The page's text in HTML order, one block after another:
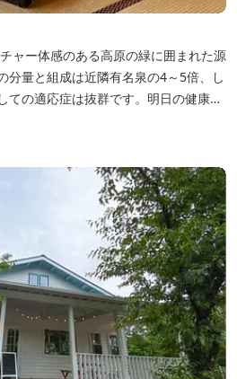
ャー体感のある高原の緑に囲まれた源
分量と組成は近隣有名泉の4～5倍、し
ての適応症は抜群です。明日の健康
浴もお気軽にお立ち寄り下さい。 熱
ン！ぜひご利用ください。